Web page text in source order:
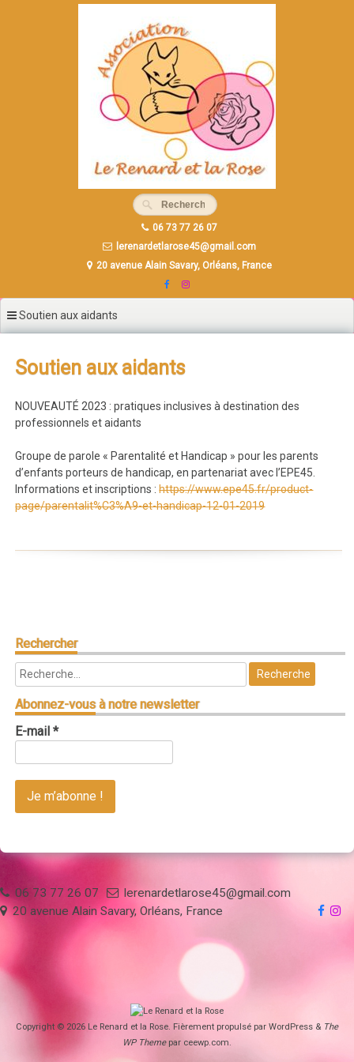
06 73 77 26 07
lerenardetlarose45@gmail.com
20 avenue Alain Savary, Orléans, France
Soutien aux aidants
Soutien aux aidants
NOUVEAUTÉ 2023 : pratiques inclusives à destination des
professionnels et aidants
Groupe de parole « Parentalité et Handicap » pour les parents
d’enfants porteurs de handicap, en partenariat avec l’EPE45.
Informations et inscriptions :https://www.epe45.fr/product-
page/parentalit%C3%A9-et-handicap-12-01-2019
Rechercher
Abonnez-vousà notre newsletter
E-mail*
06 73 77 26 07
lerenardetlarose45@gmail.com
20 avenue Alain Savary, Orléans, France
Copyright © 2026 Le Renard et la Rose. Fièrement propulsé par WordPress & The
WPThemepar ceewp.com.